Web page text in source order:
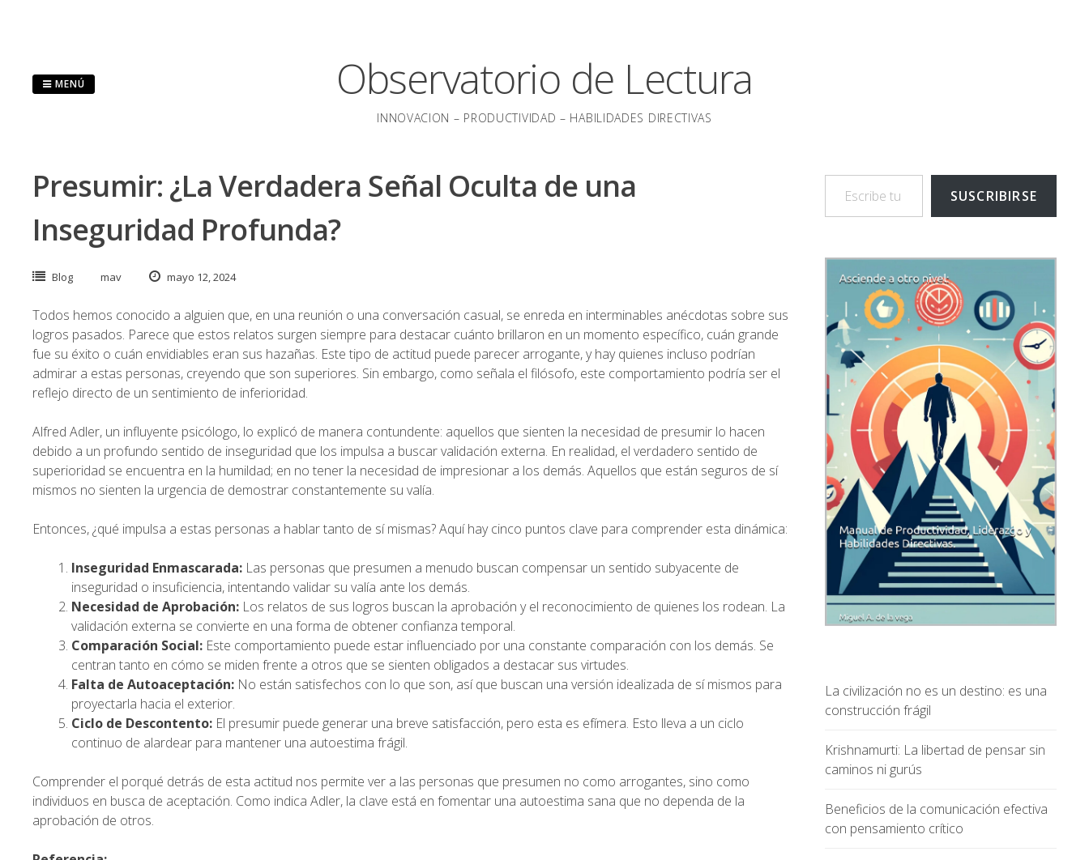
Observatorio de Lectura
INNOVACION – PRODUCTIVIDAD – HABILIDADES DIRECTIVAS
MENÚ
Presumir: ¿La Verdadera Señal Oculta de una
Inseguridad Profunda?
Blog mav mayo 12, 2024
Todos hemos conocido a alguien que, en una reunión o una conversación casual, se enreda en interminables anécdotas sobre sus
logros pasados. Parece que estos relatos surgen siempre para destacar cuánto brillaron en un momento específico, cuán grande
fue su éxito o cuán envidiables eran sus hazañas. Este tipo de actitud puede parecer arrogante, y hay quienes incluso podrían
admirar a estas personas, creyendo que son superiores. Sin embargo, como señala el filósofo, este comportamiento podría ser el
reflejo directo de un sentimiento de inferioridad.
Alfred Adler, un influyente psicólogo, lo explicó de manera contundente: aquellos que sienten la necesidad de presumir lo hacen
debido a un profundo sentido de inseguridad que los impulsa a buscar validación externa. En realidad, el verdadero sentido de
superioridad se encuentra en la humildad; en no tener la necesidad de impresionar a los demás. Aquellos que están seguros de sí
mismos no sienten la urgencia de demostrar constantemente su valía.
Entonces, ¿qué impulsa a estas personas a hablar tanto de sí mismas? Aquí hay cinco puntos clave para comprender esta dinámica:
Inseguridad Enmascarada: Las personas que presumen a menudo buscan compensar un sentido subyacente de
inseguridad o insuficiencia, intentando validar su valía ante los demás.
Necesidad de Aprobación: Los relatos de sus logros buscan la aprobación y el reconocimiento de quienes los rodean. La
validación externa se convierte en una forma de obtener confianza temporal.
Comparación Social: Este comportamiento puede estar influenciado por una constante comparación con los demás. Se
centran tanto en cómo se miden frente a otros que se sienten obligados a destacar sus virtudes.
Falta de Autoaceptación: No están satisfechos con lo que son, así que buscan una versión idealizada de sí mismos para
proyectarla hacia el exterior.
Ciclo de Descontento: El presumir puede generar una breve satisfacción, pero esta es efímera. Esto lleva a un ciclo
continuo de alardear para mantener una autoestima frágil.
Comprender el porqué detrás de esta actitud nos permite ver a las personas que presumen no como arrogantes, sino como
individuos en busca de aceptación. Como indica Adler, la clave está en fomentar una autoestima sana que no dependa de la
aprobación de otros.
Escribe tu correo electrónico…
SUSCRIBIRSE
La civilización no es un destino: es una
construcción frágil
Krishnamurti: La libertad de pensar sin
caminos ni gurús
Beneficios de la comunicación efectiva
con pensamiento crítico